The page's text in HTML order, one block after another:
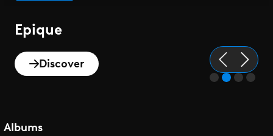
Epique
Discover
Albums